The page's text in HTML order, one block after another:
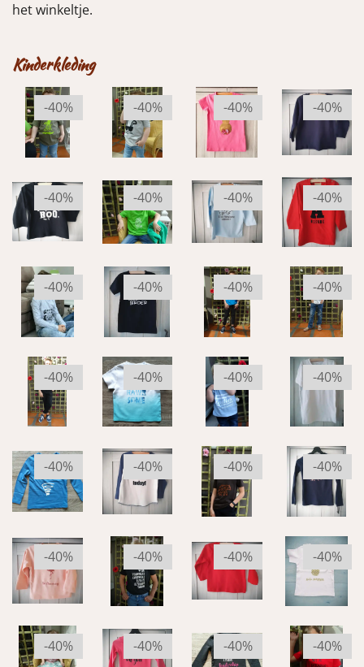
het winkeltje.
Kinderkleding
-40% -40% -40% -40%
-40% -40% -40% -40%
-40% -40% -40% -40%
-40% -40% -40% -40%
-40% -40% -40% -40%
-40% -40% -40% -40%
-40% -40% -40% -40%